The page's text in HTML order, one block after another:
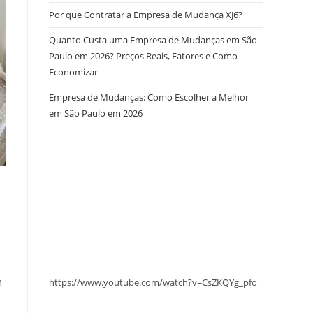
Por que Contratar a Empresa de Mudança XJ6?
Quanto Custa uma Empresa de Mudanças em São
Paulo em 2026? Preços Reais, Fatores e Como
Economizar
Empresa de Mudanças: Como Escolher a Melhor
em São Paulo em 2026
https://www.youtube.com/watch?v=CsZKQYg_pfo